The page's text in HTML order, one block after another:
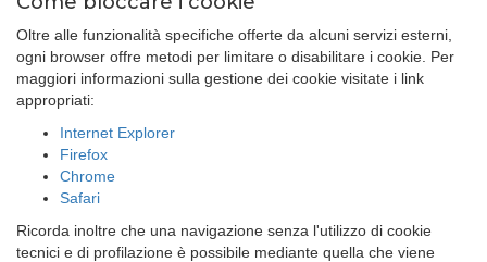
Oltre alle funzionalità specifiche offerte da alcuni servizi esterni,
ogni browser offre metodi per limitare o disabilitare i cookie. Per
maggiori informazioni sulla gestione dei cookie visitate i link
appropriati:
Internet Explorer
Firefox
Chrome
Safari
Ricorda inoltre che una navigazione senza l'utilizzo di cookie
tecnici e di profilazione è possibile mediante quella che viene